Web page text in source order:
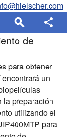
de
para obtener
un
la preparación
utilizando el
para